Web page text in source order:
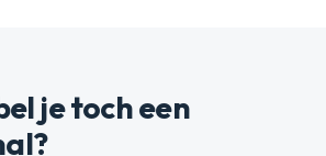
je toch een